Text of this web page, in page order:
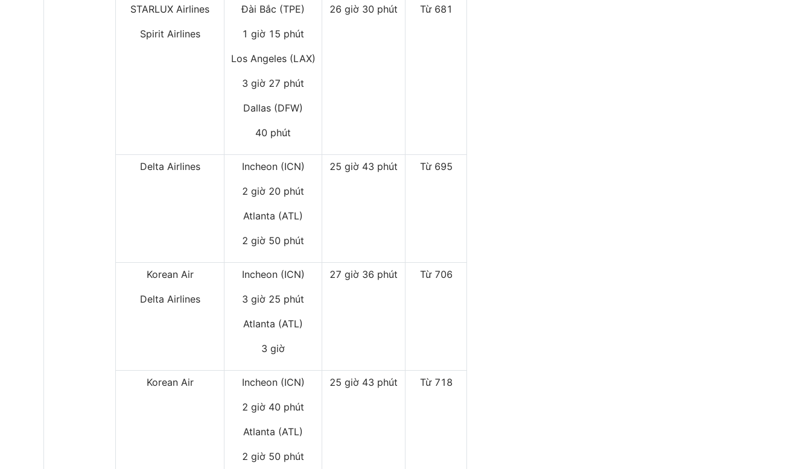
STARLUX Airlines
Spirit Airlines
Đài Bắc (TPE)
1 giờ 15 phút
Los Angeles (LAX)
3 giờ 27 phút
Dallas (DFW)
40 phút
26 giờ 30 phút Từ 681
Delta Airlines Incheon (ICN)
2 giờ 20 phút
Atlanta (ATL)
2 giờ 50 phút
25 giờ 43 phút Từ 695
Korean Air
Delta Airlines
Incheon (ICN)
3 giờ 25 phút
Atlanta (ATL)
3 giờ
27 giờ 36 phút Từ 706
Korean Air Incheon (ICN)
2 giờ 40 phút
Atlanta (ATL)
2 giờ 50 phút
25 giờ 43 phút Từ 718